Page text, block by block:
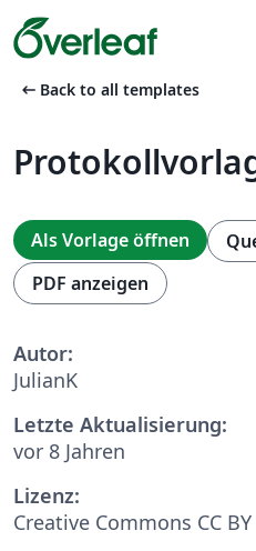
arrow_left_alt Back to all templates
Als Vorlage öffnen
PDF anzeigen
Autor:
JulianK
Letzte Aktualisierung:
vor 8 Jahren
Lizenz:
Creative Commons CC